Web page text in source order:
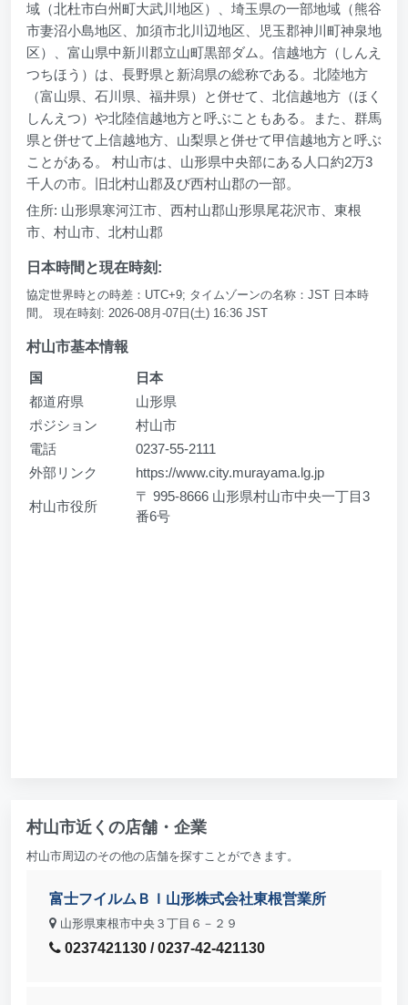
域（北杜市白州町大武川地区）、埼玉県の一部地域（熊谷
市妻沼小島地区、加須市北川辺地区、児玉郡神川町神泉地
区）、富山県中新川郡立山町黒部ダム。信越地方（しんえ
つちほう）は、長野県と新潟県の総称である。北陸地方
（富山県、石川県、福井県）と併せて、北信越地方（ほく
しんえつ）や北陸信越地方と呼ぶこともある。また、群馬
県と併せて上信越地方、山梨県と併せて甲信越地方と呼ぶ
ことがある。 村山市は、山形県中央部にある人口約2万3
千人の市。旧北村山郡及び西村山郡の一部。
住所: 山形県寒河江市、西村山郡山形県尾花沢市、東根
市、村山市、北村山郡
日本時間と現在時刻:
協定世界時との時差：UTC+9; タイムゾーンの名称：JST 日本時
間。 現在時刻: 2026-08月-07日(土) 16:36 JST
村山市基本情報
国
日本
都道府県
山形県
ポジション
村山市
電話
0237-55-2111
外部リンク
https://www.city.murayama.lg.jp
村山市役所
〒 995-8666 山形県村山市中央一丁目3
番6号
村山市近くの店舗・企業
村山市周辺のその他の店舗を探すことができます。
富士フイルムＢＩ山形株式会社東根営業所
山形県東根市中央３丁目６－２９
0237421130 / 0237-42-421130